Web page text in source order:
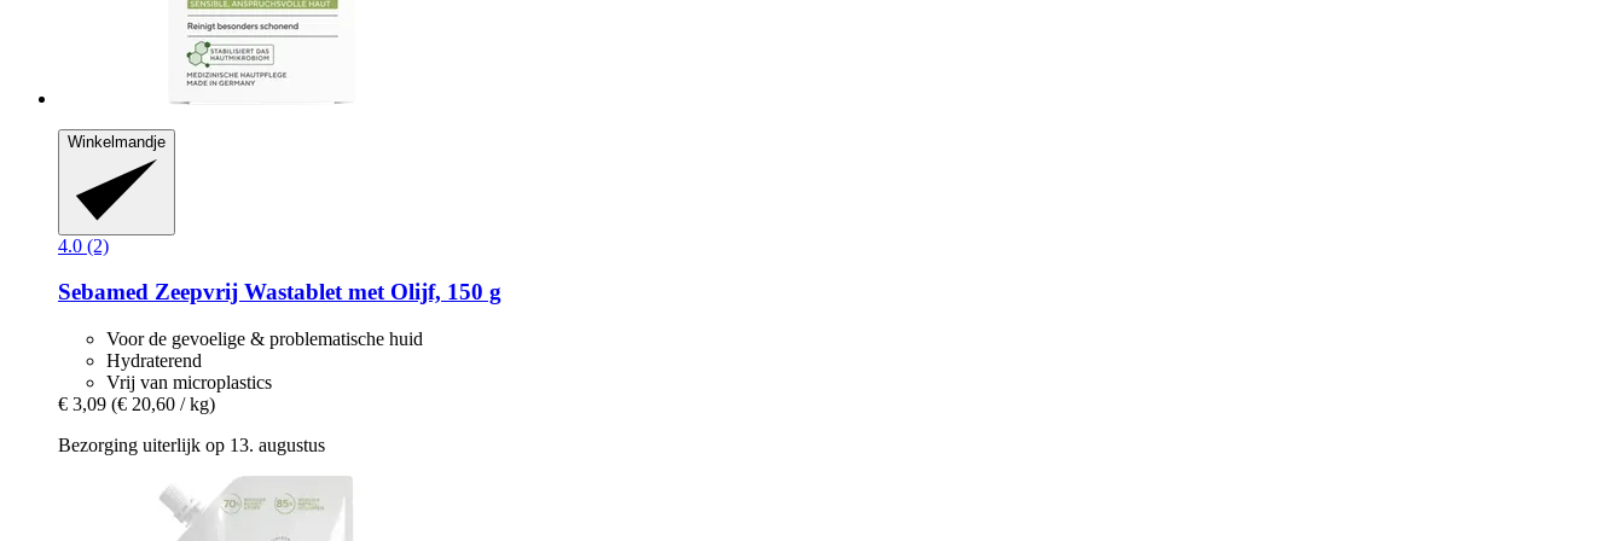
Winkelmandje
4.0 (2)
Sebamed Zeepvrij Wastablet met Olijf, 150 g
Voor de gevoelige & problematische huid
Hydraterend
Vrij van microplastics
€ 3,09 (€ 20,60 / kg)
Bezorging uiterlijk op 13. augustus